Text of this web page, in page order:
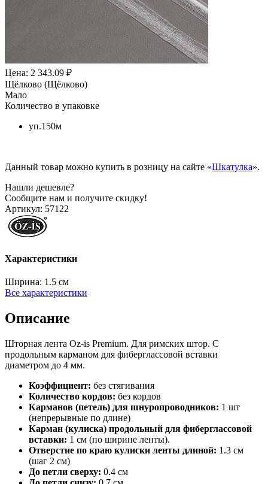
Цена: 2 343.09 ₽
Щёлково (Щёлково)
Мало
Количество в упаковке
уп.150м
Данный товар можно купить в розницу на сайте «Шкатулка».
Нашли дешевле?
Сообщите нам и получите скидку!
Артикул: 57122
Характеристики
Ширина: 1.5 см
Все характеристики
Описание
Шторная лента Oz-is Premium. Для римских штор. С
продольным карманом для фиберглассовой вставки
диаметром до 4 мм.
Коэффициент: без стягивания
Количество кордов: без кордов
Карманов (петель) для шнуропроводников: 1 шт
(непрерывные по длине)
Карман (кулиска) продольный для фиберглассовой
вставки: 1 см (по ширине ленты).
Отверстие по краю кулиски ленты длиной: 1.3 см
(шаг 2 см)
До петли сверху: 0.4 см